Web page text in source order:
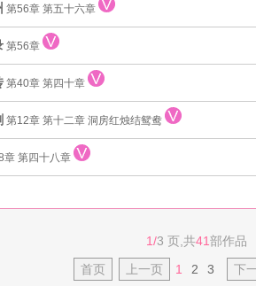
第56章 第五十六章
第56章
第40章 第四十章
第12章 第十二章 洞房红烛结鸳鸯
章 第四十八章
1/3 页,共41部作品
首页
上一页 1 2 3 下